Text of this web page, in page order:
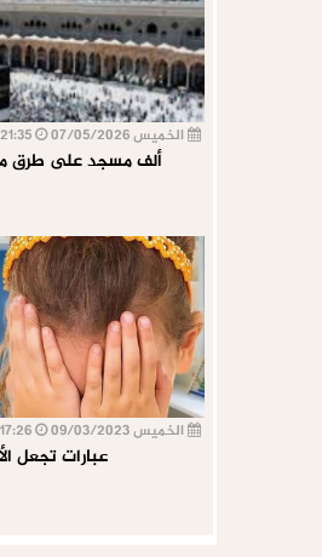
الخميس 07/05/2026
ألف مسجد على طرق
الخميس 09/03/2023
عبارات تجعل